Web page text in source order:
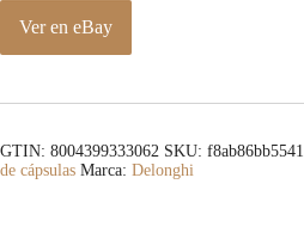
Ver en eBay
GTIN: 8004399333062 SKU: f8ab86bb5541
de cápsulas Marca: Delonghi